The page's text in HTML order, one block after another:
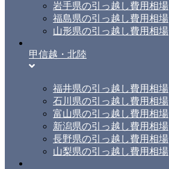
岩手県の引っ越し費用相場
福島県の引っ越し費用相場
山形県の引っ越し費用相場
甲信越・北陸
福井県の引っ越し費用相場
石川県の引っ越し費用相場
富山県の引っ越し費用相場
新潟県の引っ越し費用相場
長野県の引っ越し費用相場
山梨県の引っ越し費用相場